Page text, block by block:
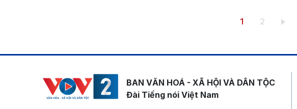
Trang hiện thời
1 Trang
2
BAN VĂN HOÁ - XÃ HỘI VÀ DÂN TỘC
Đài Tiếng nói Việt Nam